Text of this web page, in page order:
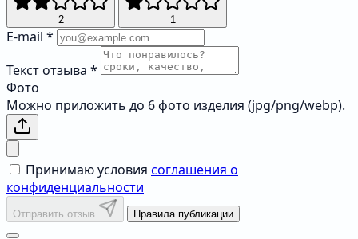
2 1
E-mail *
Текст отзыва *
Фото
Можно приложить до 6 фото изделия (jpg/png/webp).
Принимаю условия соглашения о
конфиденциальности
Отправить отзыв Правила публикации